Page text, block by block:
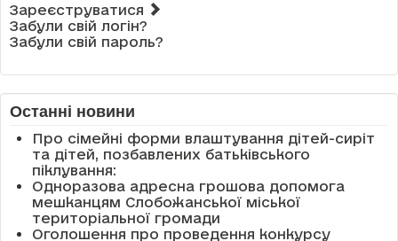
Зареєструватися
Забули свій логін?
Забули свій пароль?
Останні новини
Про сімейні форми влаштування дітей-сиріт
та дітей, позбавлених батьківського
піклування:
Одноразова адресна грошова допомога
мешканцям Слобожанської міської
територіальної громади
Оголошення про проведення конкурсу